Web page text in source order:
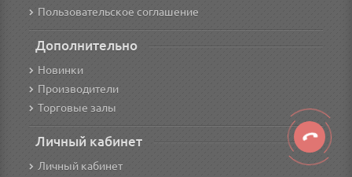
Пользовательское соглашение
Дополнительно
Новинки
Производители
Торговые залы
Личный кабинет
Личный кабинет